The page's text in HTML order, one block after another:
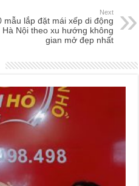
Next
mẫu lắp đặt mái xếp di động
Hà Nội theo xu hướng không
gian mở đẹp nhất